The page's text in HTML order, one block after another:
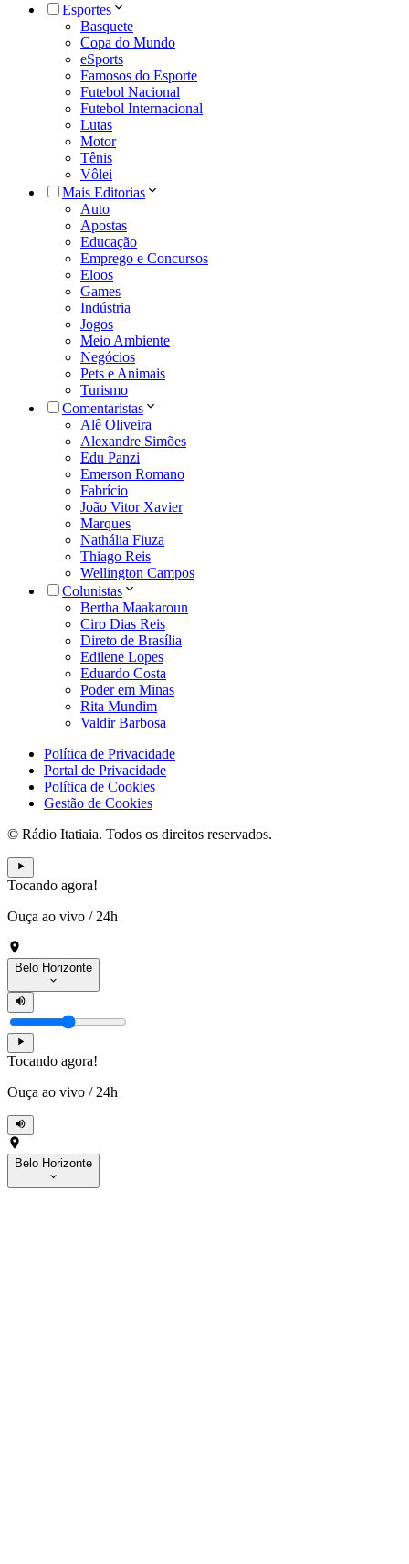
Esportes
Basquete
Copa do Mundo
eSports
Famosos do Esporte
Futebol Nacional
Futebol Internacional
Lutas
Motor
Tênis
Vôlei
Mais Editorias
Auto
Apostas
Educação
Emprego e Concursos
Eloos
Games
Indústria
Jogos
Meio Ambiente
Negócios
Pets e Animais
Turismo
Comentaristas
Alê Oliveira
Alexandre Simões
Edu Panzi
Emerson Romano
Fabrício
João Vitor Xavier
Marques
Nathália Fiuza
Thiago Reis
Wellington Campos
Colunistas
Bertha Maakaroun
Ciro Dias Reis
Direto de Brasília
Edilene Lopes
Eduardo Costa
Poder em Minas
Rita Mundim
Valdir Barbosa
Política de Privacidade
Portal de Privacidade
Política de Cookies
Gestão de Cookies
© Rádio Itatiaia. Todos os direitos reservados.
Tocando agora!
Ouça ao vivo / 24h
Belo Horizonte
Tocando agora!
Ouça ao vivo / 24h
Belo Horizonte